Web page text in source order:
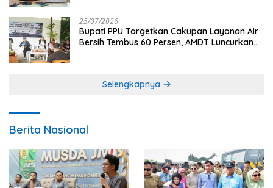
25/07/2026
Bupati PPU Targetkan Cakupan Layanan Air
Bersih Tembus 60 Persen, AMDT Luncurkan
Selengkapnya
Berita Nasional